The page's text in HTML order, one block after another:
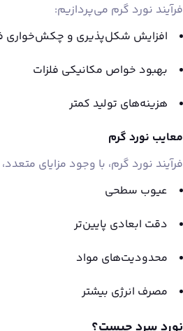
فرآیند نورد گرم می‌پردازیم:
افزایش شکل‌پذیری و چکش‌خواری
بهبود خواص مکانیکی فلزات
هزینه‌های تولید کمتر
معایب نورد گرم
فرآیند نورد گرم، با وجود مزایای
عیوب سطحی
دقت ابعادی پایین‌تر
محدودیت‌های مواد
مصرف انرژی بیشتر